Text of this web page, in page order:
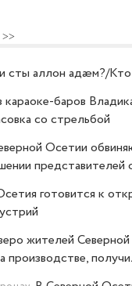
сты аллон адæм?/Кто
баров
со стрельбой
Осетии
представителей
готовится к
жителей
производстве,